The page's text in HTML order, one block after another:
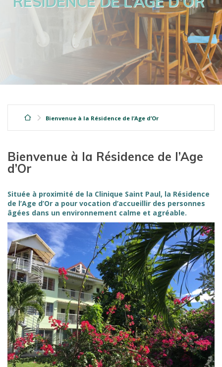
Bienvenue à la Résidence de l’Age d’Or
Bienvenue à la Résidence de l’Age
d’Or
Située à proximité de la Clinique Saint Paul, la Résidence
de l’Age d’Or a pour vocation d’accueillir des personnes
âgées dans un environnement calme et agréable.